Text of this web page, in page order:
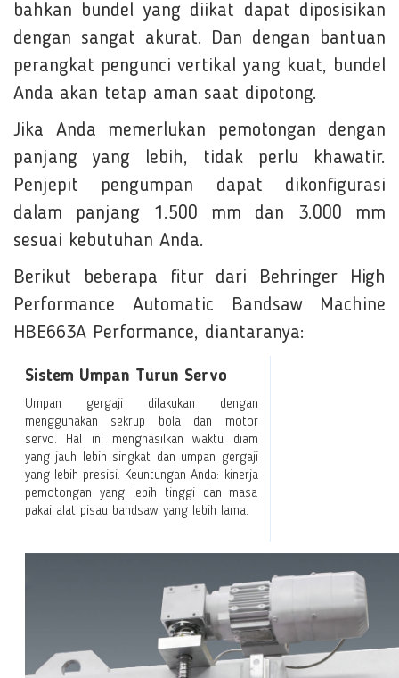
bahkan bundel yang diikat dapat diposisikan
dengan sangat akurat. Dan dengan bantuan
perangkat pengunci vertikal yang kuat, bundel
Anda akan tetap aman saat dipotong.
Jika Anda memerlukan pemotongan dengan
panjang yang lebih, tidak perlu khawatir.
Penjepit pengumpan dapat dikonfigurasi
dalam panjang 1.500 mm dan 3.000 mm
sesuai kebutuhan Anda.
Berikut beberapa fitur dari Behringer High
Performance Automatic Bandsaw Machine
HBE663A Performance, diantaranya:
Sistem Umpan Turun Servo
Umpan gergaji dilakukan dengan
menggunakan sekrup bola dan motor
servo. Hal ini menghasilkan waktu diam
yang jauh lebih singkat dan umpan gergaji
yang lebih presisi. Keuntungan Anda: kinerja
pemotongan yang lebih tinggi dan masa
pakai alat pisau bandsaw yang lebih lama.